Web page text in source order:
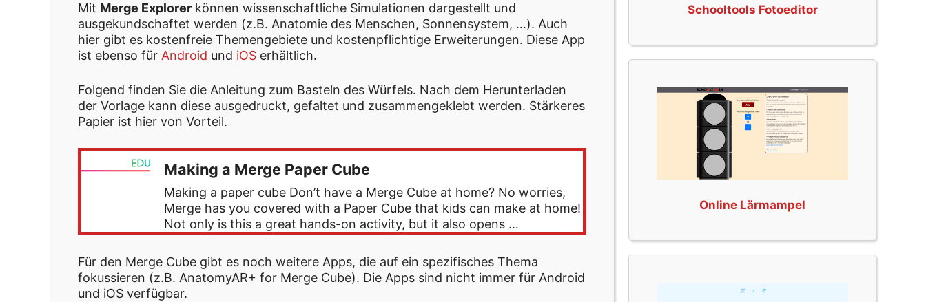
Mit Merge Explorer können wissenschaftliche Simulationen dargestellt und
ausgekundschaftet werden (z.B. Anatomie des Menschen, Sonnensystem, …). Auch
hier gibt es kostenfreie Themengebiete und kostenpflichtige Erweiterungen. Diese App
ist ebenso für Android und iOS erhältlich.
Folgend finden Sie die Anleitung zum Basteln des Würfels. Nach dem Herunterladen
der Vorlage kann diese ausgedruckt, gefaltet und zusammengeklebt werden. Stärkeres
Papier ist hier von Vorteil.
Making a Merge Paper Cube
Making a paper cube Don’t have a Merge Cube at home? No worries,
Merge has you covered with a Paper Cube that kids can make at home!
Not only is this a great hands-on activity, but it also opens …
Für den Merge Cube gibt es noch weitere Apps, die auf ein spezifisches Thema
fokussieren (z.B. AnatomyAR+ for Merge Cube). Die Apps sind nicht immer für Android
und iOS verfügbar.
Schooltools Fotoeditor
Online Lärmampel